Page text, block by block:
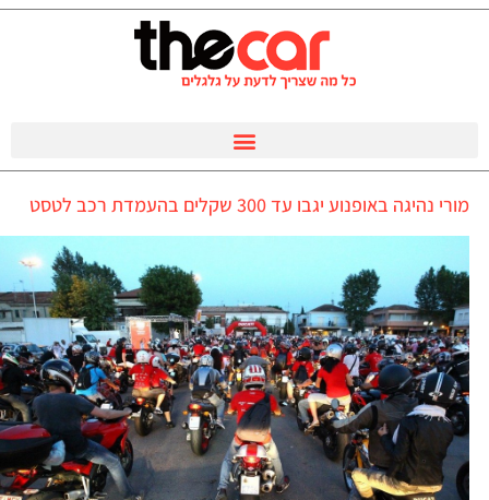
מורי נהיגה באופנוע יגבו עד 300 שקלים בהעמדת רכב לטסט